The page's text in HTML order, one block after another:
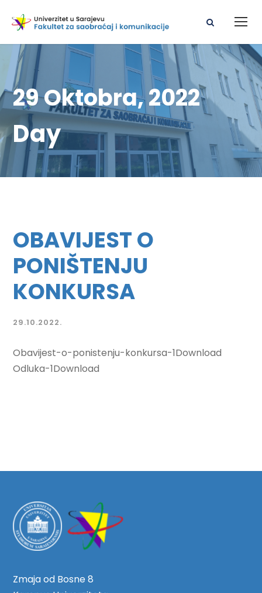
29 Oktobra, 2022
Day
OBAVIJEST O
PONIŠTENJU
KONKURSA
29.10.2022.
Obavijest-o-ponistenju-konkursa-1Download
Odluka-1Download
Zmaja od Bosne 8